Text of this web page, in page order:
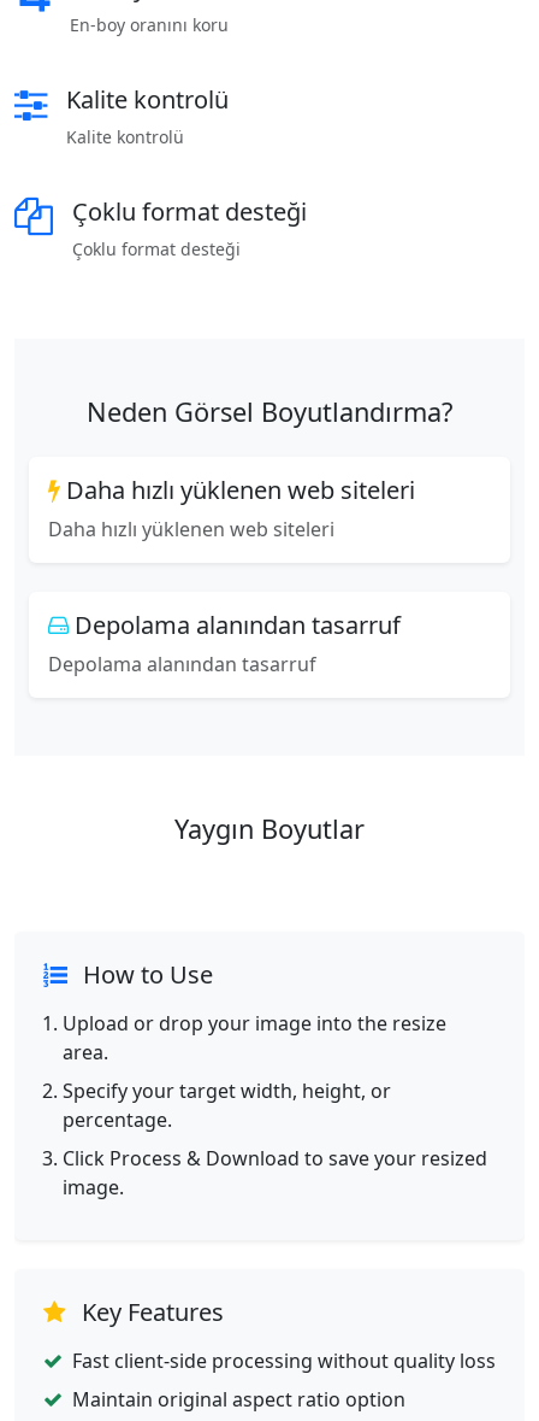
En-boy oranını koru
Kalite kontrolü
Kalite kontrolü
Çoklu format desteği
Çoklu format desteği
Neden Görsel Boyutlandırma?
Daha hızlı yüklenen web siteleri
Daha hızlı yüklenen web siteleri
Depolama alanından tasarruf
Depolama alanından tasarruf
Yaygın Boyutlar
How to Use
Upload or drop your image into the resize
area.
Specify your target width, height, or
percentage.
Click Process & Download to save your resized
image.
Key Features
Fast client-side processing without quality loss
Maintain original aspect ratio option